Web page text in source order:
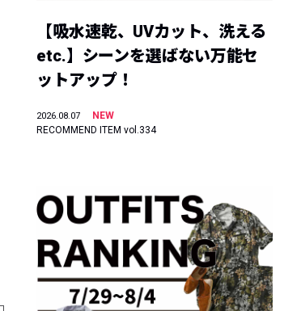
【吸水速乾、UVカット、洗える
etc.】シーンを選ばない万能セ
ットアップ！
2026.08.07
NEW
RECOMMEND ITEM vol.334